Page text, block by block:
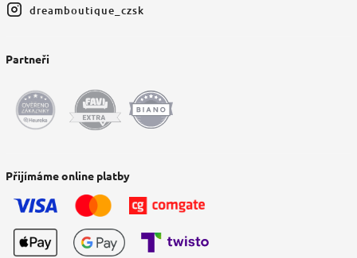
dreamboutique_czsk
Partneři
Přijímáme online platby